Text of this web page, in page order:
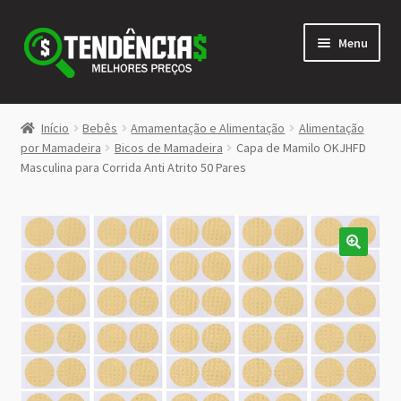
Pular
para
navegação
Pular
para
conteúdo
Menu
LOJA
<>
Início Bebês Amamentação e Alimentação
Alimentação
por Mamadeira
Bicos de Mamadeira
Capa de Mamilo OKJHFD
Masculina para Corrida Anti Atrito 50 Pares